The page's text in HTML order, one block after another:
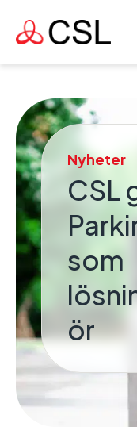
Nyheter
CSL
som
ör